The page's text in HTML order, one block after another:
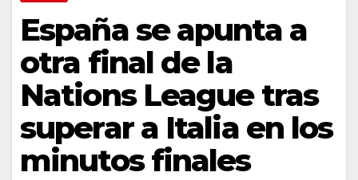
España se apunta a
otra final de la
Nations League tras
superar a Italia en los
minutos finales